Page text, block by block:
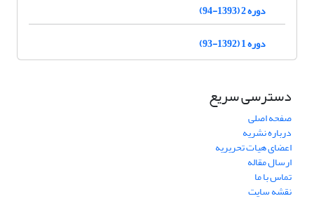
دوره 2 (1393-94)
دوره 1 (1392-93)
دسترسی سریع
صفحه اصلی
درباره نشریه
اعضای هیات تحریریه
ارسال مقاله
تماس با ما
نقشه سایت